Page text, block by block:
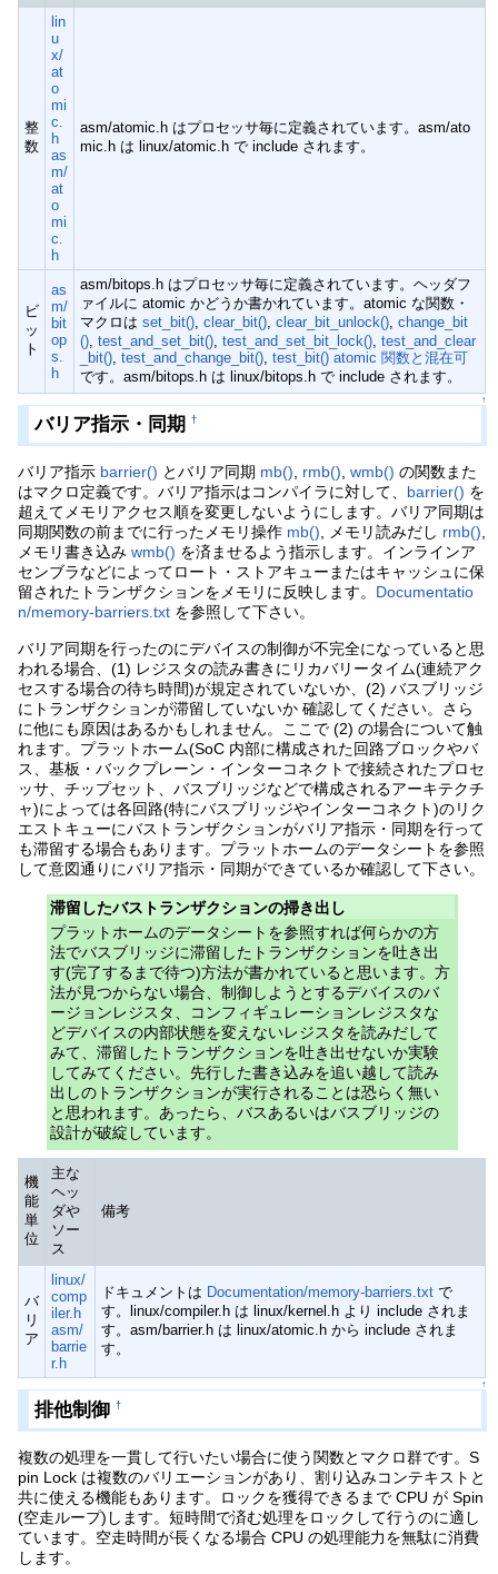
整
数
lin
u
x/
at
o
mi
c.
h
as
m/
at
o
mi
c.
h
asm/atomic.h はプロセッサ毎に定義されています。asm/ato
mic.h は linux/atomic.h で include されます。
ビ
ッ
ト
as
m/
bit
op
s.
h
asm/bitops.h はプロセッサ毎に定義されています。ヘッダフ
ァイルに atomic かどうか書かれています。atomic な関数・
マクロはset_bit() ,clear_bit() ,clear_bit_unlock() ,change_bit
() ,test_and_set_bit() ,test_and_set_bit_lock() ,test_and_clear
_bit() ,test_and_change_bit() ,test_bit() atomic 関数と混在可
です。asm/bitops.h は linux/bitops.h で include されます。
↑
バリア指示・同期 †
バリア指示 barrier() とバリア同期 mb() rmb() ,wmb() の関数また
はマクロ定義です。バリア指示はコンパイラに対して、 barrier() を
超えてメモリアクセス順を変更しないようにします。バリア同期は
同期関数の前までに行ったメモリ操作 mb() , メモリ読みだし rmb()
メモリ書き込みwmb() を済ませるよう指示します。インラインア
センブラなどによってロート・ストアキューまたはキャッシュに保
留されたトランザクションをメモリに反映します。 Documentatio
n/memory-barriers.txt を参照して下さい。
バリア同期を行ったのにデバイスの制御が不完全になっていると思
われる場合、(1) レジスタの読み書きにリカバリータイム(連続アク
セスする場合の待ち時間)が規定されていないか、(2) バスブリッジ
にトランザクションが滞留していないか 確認してください。さら
に他にも原因はあるかもしれません。ここで (2) の場合について触
れます。プラットホーム(SoC 内部に構成された回路ブロックやバ
ス、基板・バックプレーン・インターコネクトで接続されたプロセ
ッサ、チップセット、バスブリッジなどで構成されるアーキテクチ
ャ)によっては各回路(特にバスブリッジやインターコネクト)のリク
エストキューにバストランザクションがバリア指示・同期を行って
も滞留する場合もあります。プラットホームのデータシートを参照
して意図通りにバリア指示・同期ができているか確認して下さい。
滞留したバストランザクションの掃き出し
プラットホームのデータシートを参照すれば何らかの方
法でバスブリッジに滞留したトランザクションを吐き出
す(完了するまで待つ)方法が書かれていると思います。方
法が見つからない場合、制御しようとするデバイスのバ
ージョンレジスタ、コンフィギュレーションレジスタな
どデバイスの内部状態を変えないレジスタを読みだして
みて、滞留したトランザクションを吐き出せないか実験
してみてください。先行した書き込みを追い越して読み
出しのトランザクションが実行されることは恐らく無い
と思われます。あったら、バスあるいはバスブリッジの
設計が破綻しています。
機
能
単
位
主な
ヘッ
ダや
ソー
ス
備考
バ
リ
ア
linux/
comp
iler.h
asm/
barrie
r.h
ドキュメントは Documentation/memory-barriers.txt で
す。linux/compiler.h は linux/kernel.h より include されま
す。asm/barrier.h は linux/atomic.h から include されま
す。
↑
排他制御 †
複数の処理を一貫して行いたい場合に使う関数とマクロ群です。S
pin Lock は複数のバリエーションがあり、割り込みコンテキストと
共に使える機能もあります。ロックを獲得できるまで CPU が Spin
(空走ループ)します。短時間で済む処理をロックして行うのに適し
ています。空走時間が長くなる場合 CPU の処理能力を無駄に消費
します。